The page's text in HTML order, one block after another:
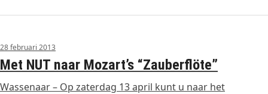
28 februari 2013
Met NUT naar Mozart’s “Zauberflöte”
Wassenaar – Op zaterdag 13 april kunt u naar het